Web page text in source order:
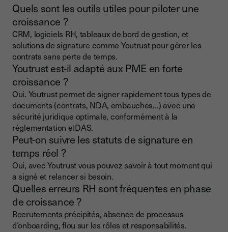
Quels sont les outils utiles pour piloter une
croissance ?
CRM, logiciels RH, tableaux de bord de gestion, et
solutions de signature comme Youtrust pour gérer les
contrats sans perte de temps.
Youtrust est-il adapté aux PME en forte
croissance ?
Oui. Youtrust permet de signer rapidement tous types de
documents (contrats, NDA, embauches…) avec une
sécurité juridique optimale, conformément à la
réglementation eIDAS.
Peut-on suivre les statuts de signature en
temps réel ?
Oui, avec Youtrust vous pouvez savoir à tout moment qui
a signé et relancer si besoin.
Quelles erreurs RH sont fréquentes en phase
de croissance ?
Recrutements précipités, absence de processus
d’onboarding, flou sur les rôles et responsabilités.